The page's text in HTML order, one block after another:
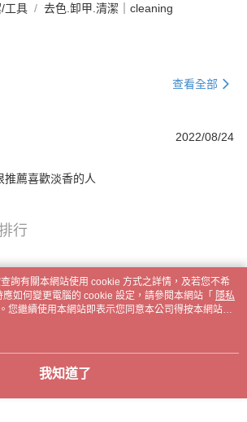
工具 去色.卸甲.清潔｜cleaning
查看全部
2022/08/24
推薦喜歡淡香的人
行
詢有關本網站使用 cookie 方式之詳情，及若您不希
如何變更電腦的 cookie 設定，請參閱本網站「 隱私
您繼續使用本網站即表示您同意本公司得按本網站使
cookie。
我知道了